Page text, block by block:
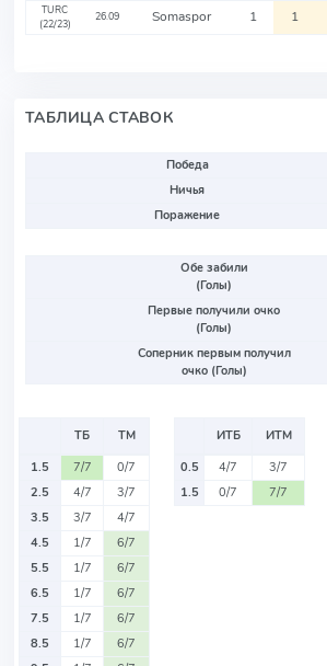
TURC
(22/23)
26.09 Somaspor 1 1
ТАБЛИЦА СТАВОК
Победа
Ничья
Поражение
Обе забили
(Голы)
Первые получили очко
(Голы)
Соперник первым получил
очко (Голы)
ТБ
ТМ
1.5
7/7
0/7
2.5
4/7
3/7
3.5
3/7
4/7
4.5
1/7
6/7
5.5
1/7
6/7
6.5
1/7
6/7
7.5
1/7
6/7
8.5
1/7
6/7
ИТБ
ИТМ
0.5
4/7
3/7
1.5
0/7 7/7